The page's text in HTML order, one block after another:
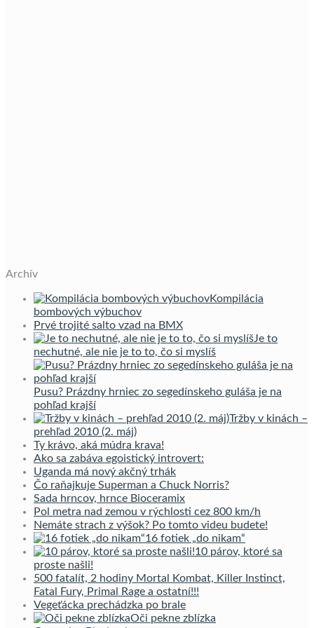
Archív
Kompilácia
bombových výbuchov
Prvé trojité salto vzad na BMX
Je to
nechutné, ale nie je to to, čo si myslíš
Pusu? Prázdny hrniec zo segedínskeho guláša je na
pohľad krajší
Tržby v kinách –
prehľad 2010 (2. máj)
Ty krávo, aká múdra krava!
Ako sa zabáva egoistický introvert:
Uganda má nový akčný trhák
Čo raňajkuje Superman a Chuck Norris?
Sada hrncov, hrnce Bioceramix
Pol metra nad zemou v rýchlosti cez 800 km/h
Nemáte strach z výšok? Po tomto videu budete!
16 fotiek „do nikam“
10 párov, ktoré sa
proste našli!
500 fatalít, 2 hodiny Mortal Kombat, Killer Instinct,
Fatal Fury, Primal Rage a ostatní!!!
Vegeťácka prechádzka po brale
Oči pekne zblízka